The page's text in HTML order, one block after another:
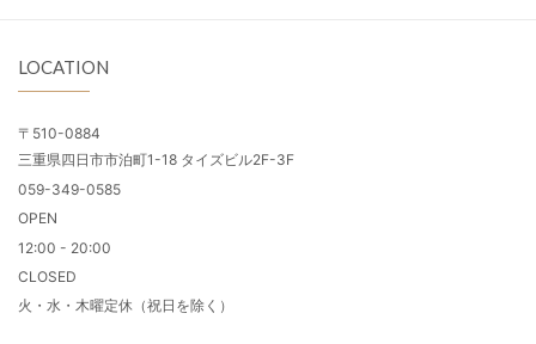
LOCATION
〒510-0884
三重県四日市市泊町1-18 タイズビル2F-3F
059-349-0585
OPEN
12:00 - 20:00
CLOSED
火・水・木曜定休（祝日を除く）